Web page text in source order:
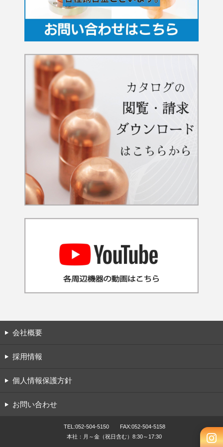
会社概要
採用情報
個人情報保護方針
お問い合わせ
TEL:052-504-5150 FAX:052-504-5158
本社：月～金（祝日含む）8:30～17:30